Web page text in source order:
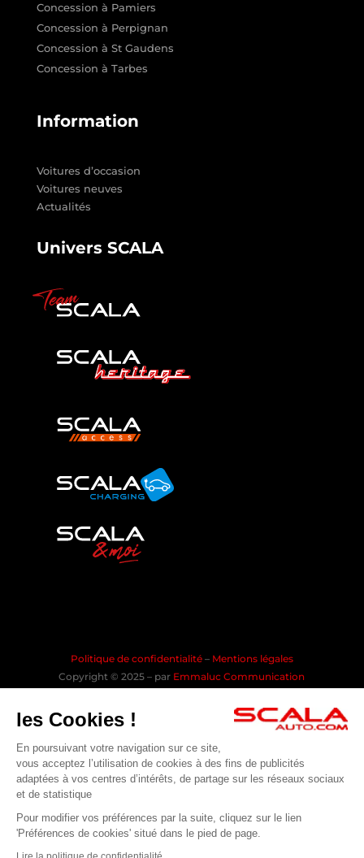
Concession à Pamiers
Concession à Perpignan
Concession à St Gaudens
Concession à Tarbes
Information
Voitures d’occasion
Voitures neuves
Actualités
Univers SCALA
Politique de confidentialité – Mentions légales
Copyright © 2025 – par Emmaluc Communication
Rejoindre la communauté SCALA
Pensez à covoiturer #SeDéplacerMoinsPolluer
BONJOUR 😊
Je suis en ligne pour répondre à vos questions !
les Cookies !
En poursuivant votre navigation sur ce site,
vous acceptez l’utilisation de cookies à des fins de publicités
adaptées à vos centres d’intérêts, de partage sur les réseaux sociaux
et de statistique
Pour modifier vos préférences par la suite, cliquez sur le lien
'Préférences de cookies' situé dans le pied de page.